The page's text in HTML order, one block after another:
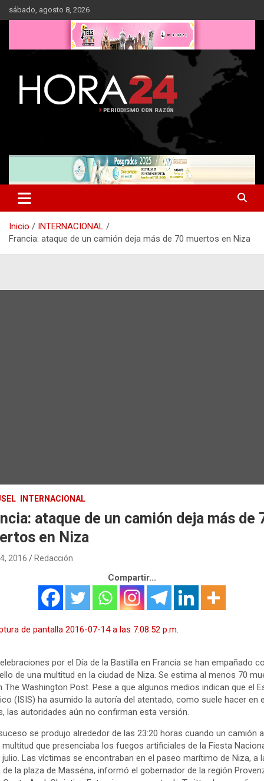
Saltar
al
sábado, agosto 8, 2026
Inicio
INTERNACIONAL
Francia: ataque de un camión deja más de 70 muertos en Niza
INTERNACIONAL
ataque de un camión deja más de
en Niza
2016 Redacción
Compartir...
por el Día de la Bastilla en Francia se han empañado
de una multitud en la ciudad de Niza. Se estima al menos 70
The Washington Post. Pese a que algunos medios indican que el
(ISIS) ha asumido la autoría del atentado, como suele hacer en
las autoridades aún no confirman esta versión.
se produjo alrededor de las 23:20 horas cuando un camión
multitud que presenciaba los fuegos artificiales de la Fiesta
julio. Las víctimas se encontraban en el paseo marítimo de Niza, a
de la plaza de Masséna, informó el gobernador de la región